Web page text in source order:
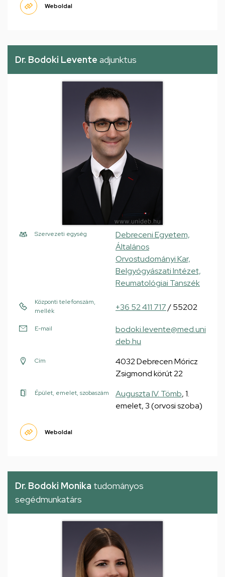
Weboldal
Dr. Bodoki Levente adjunktus
Szervezeti egység
Debreceni Egyetem,
Általános
Orvostudományi Kar,
Belgyógyászati Intézet,
Reumatológiai Tanszék
Központi telefonszám,
mellék
+36 52 411 717/ 55202
E-mail
bodoki.levente@med.uni
deb.hu
Cím
4032 Debrecen Móricz
Zsigmond körút 22
Épület, emelet, szobaszám Auguszta IV. Tömb, 1.
emelet, 3 (orvosi szoba)
Weboldal
Dr. Bodoki Monika tudományos
segédmunkatárs